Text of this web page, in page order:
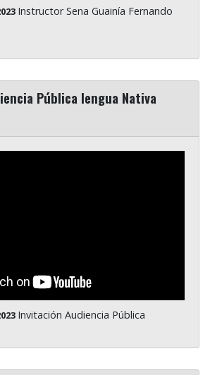
Instructor Sena Guainía Fernando
Pública lengua Nativa
Invitación Audiencia Pública